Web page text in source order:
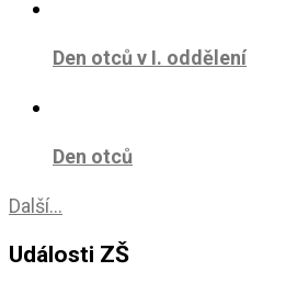
Den otců v I. oddělení
Den otců
Další...
Události ZŠ